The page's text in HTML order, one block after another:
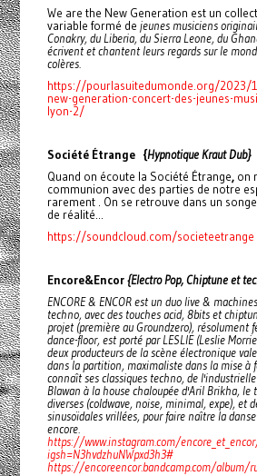
We are the New Generation est un
variable formé de jeunes musiciens
Conakry, du Liberia, du Sierra Leone, du
écrivent et chantent leurs regards sur le
colères.
https://pourlasuitedumonde.org/2023/
new-generation-concert-des-jeunes-
lyon-2/
Société Étrange {Hypnotique Kraut Dub}
Quand on écoute la Société Étrange, on
communion avec des parties de notre
rarement . On se retrouve dans un
de réalité...
https://soundcloud.com/societeetrange
Encore&Encor{Electro Pop, Chiptune et
ENCORE & ENCOR est un duo live &
techno, avec des touches acid, 8bits et
projet (première au Groundzero), résolument
dance-floor, est porté par LESLIE (Leslie
deux producteurs de la scène électronique
dans la partition, maximaliste dans la mise à
connaît ses classiques techno, de
Blawan à la house chaloupée d'Aril Brikha, le
diverses (coldwave, noise, minimal, expe), et
sinusoïdales vrillées, pour faire naître la
encore.
https://www.instagram.com/
igsh=N3hvdzhuNWpxd3h3#
https://encoreencor.bandcamp.com/album/